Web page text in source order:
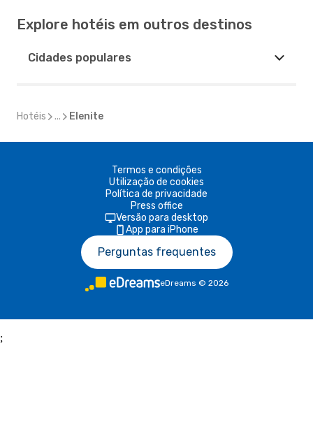
Explore hotéis em outros destinos
Cidades populares
Hotéis ... Elenite
Termos e condições
Utilização de cookies
Política de privacidade
Press office
Versão para desktop
App para iPhone
Perguntas frequentes
eDreams © 2026
;